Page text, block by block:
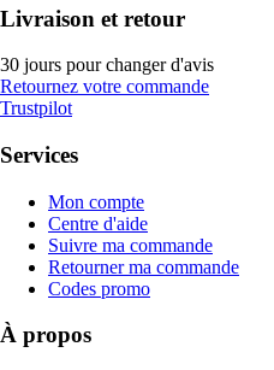
Livraison et retour
30 jours pour changer d'avis
Retournez votre commande
Trustpilot
Services
Mon compte
Centre d'aide
Suivre ma commande
Retourner ma commande
Codes promo
À propos